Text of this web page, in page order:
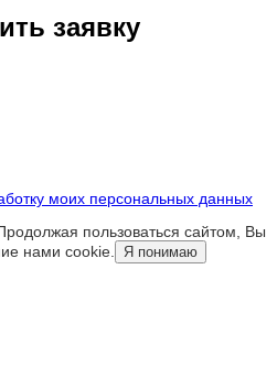
заявку
моих персональных данных
пользоваться сайтом, Вы
нами cookie.
Я понимаю